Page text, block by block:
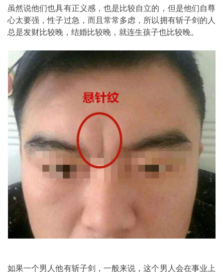
虽然说他们也具有正义感，也是比较自立的，但是他们自尊
心太要强，性子过急，而且常常多虑，所以拥有斩子剑的人
总是发财比较晚，结婚比较晚，就连生孩子也比较晚。
如果一个男人他有斩子剑，一般来说，这个男人会在事业上